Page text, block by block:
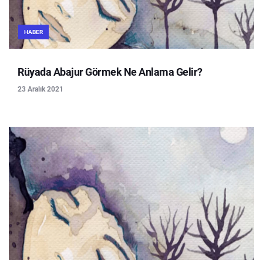
HABER
Rüyada Abajur Görmek Ne Anlama Gelir?
23 Aralık 2021